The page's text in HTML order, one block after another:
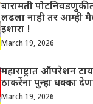
बारामती
लढला नाही तर आम्ही
इशारा !
March 19, 2026
महाराष्ट्रात ऑपरेशन
ठाकरेंना पुन्हा धक्का
March 19, 2026